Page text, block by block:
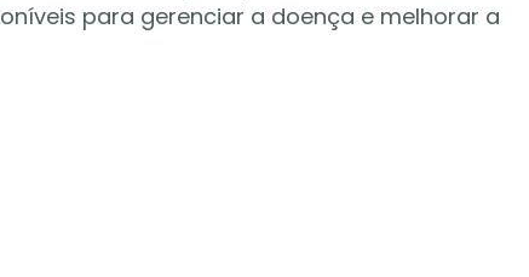
para gerenciar a doença e melhorar a